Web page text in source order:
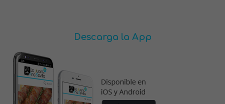
Descarga la App